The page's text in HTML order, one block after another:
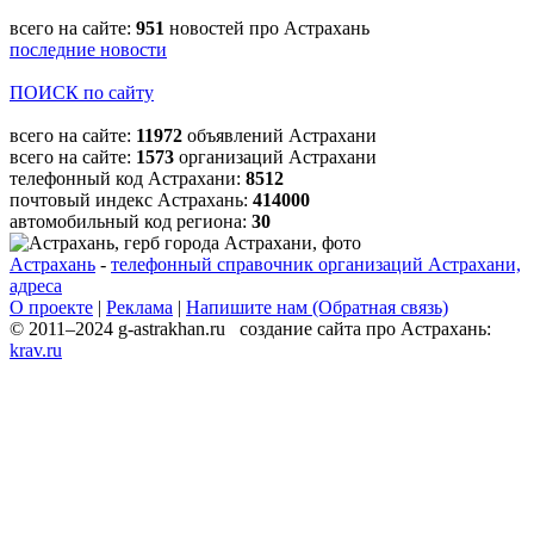
всего на сайте: 951 новостей про Астрахань
последние новости
ПОИСК по сайту
всего на сайте: 11972 объявлений Астрахани
всего на сайте: 1573 организаций Астрахани
телефонный код Астрахани: 8512
почтовый индекс Астрахань: 414000
автомобильный код региона: 30
Астрахань - телефонный справочник организаций Астрахани,
адреса
О проекте | Реклама | Напишите нам (Обратная связь)
© 2011–2024 g-astrakhan.ru создание сайта про Астрахань:
krav.ru